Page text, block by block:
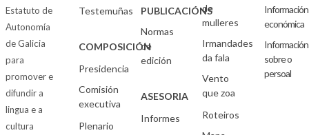
Estatuto de
Autonomía
de Galicia
para
promover e
difundir a
lingua e a
cultura
Testemuñas
COMPOSICIÓN
Presidencia
Comisión
executiva
Plenario
PUBLICACIÓNS
Normas
de
edición
ASESORIA
Informes
de
mulleres
Irmandades
da fala
Vento
que zoa
Roteiros
Información
económica
Información
sobre o
persoal